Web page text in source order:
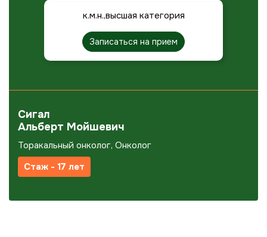
к.м.н.,высшая категория
Записаться на прием
Сигал
Альберт Мойшевич
Торакальный онколог, Онколог
Стаж - 17 лет